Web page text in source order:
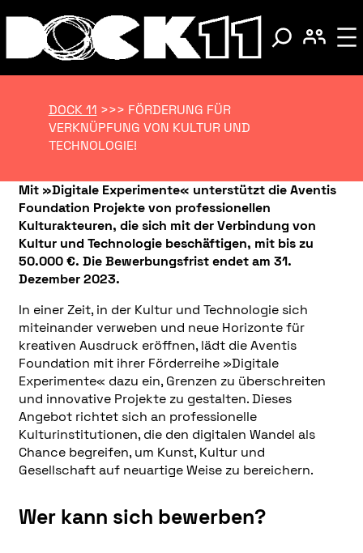
DOCK 11 >>> FÖRDERUNG FÜR
VERKNÜPFUNG VON KULTUR UND
TECHNOLOGIE!
Mit »Digitale Experimente« unterstützt die Aventis
Foundation Projekte von professionellen
Kulturakteuren, die sich mit der Verbindung von
Kultur und Technologie beschäftigen, mit bis zu
50.000 €. Die Bewerbungsfrist endet am 31.
Dezember 2023.
In einer Zeit, in der Kultur und Technologie sich
miteinander verweben und neue Horizonte für
kreativen Ausdruck eröffnen, lädt die Aventis
Foundation mit ihrer Förderreihe »Digitale
Experimente« dazu ein, Grenzen zu überschreiten
und innovative Projekte zu gestalten. Dieses
Angebot richtet sich an professionelle
Kulturinstitutionen, die den digitalen Wandel als
Chance begreifen, um Kunst, Kultur und
Gesellschaft auf neuartige Weise zu bereichern.
Wer kann sich bewerben?